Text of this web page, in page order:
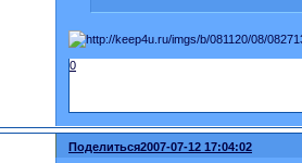
0
Поделиться2007-07-12 17:04:02